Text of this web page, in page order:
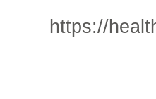
https://